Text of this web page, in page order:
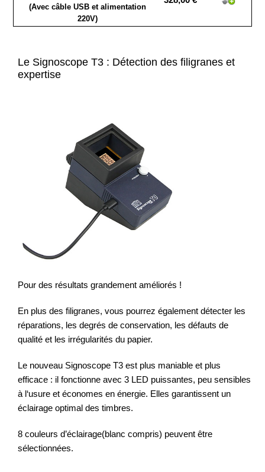
(Avec câble USB et alimentation
220V)
Le Signoscope T3 : Détection des filigranes et
expertise
Pour des résultats grandement améliorés !
En plus des filigranes, vous pourrez également détecter les
réparations, les degrés de conservation, les défauts de
qualité et les irrégularités du papier.
Le nouveau Signoscope T3 est plus maniable et plus
efficace : il fonctionne avec 3 LED puissantes, peu sensibles
à l‘usure et économes en énergie. Elles garantissent un
éclairage optimal des timbres.
8 couleurs d’éclairage(blanc compris) peuvent être
sélectionnées.